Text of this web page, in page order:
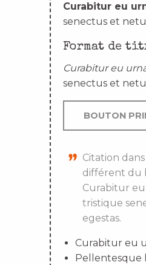
Curabitur eu
senectus et
Format de
Curabitur eu
senectus et
BOUTON
Citation
différent du
Curabitur
tristique
egestas.
Curabitur eu
Pellentesque